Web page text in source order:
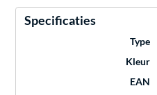
Specificaties
Type
Kleur
EAN